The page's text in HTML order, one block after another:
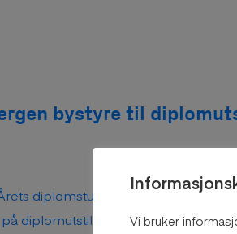
bystyre til
diplomstudenter ved Bergen
diplomutstillingen 2026 – samtidig
Vi bruker